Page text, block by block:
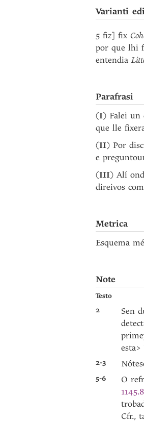
Varianti
5 fiz] fix
por que lhi
entendia
Parafrasi
(I) Falei un
que lle
(II) Por
e
(III) Alí
direivos
Metrica
Esquema
Note
Testo
2
Sen
2-3
5-6 O
Cfr.,